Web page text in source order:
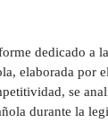
dedicado a
elaborada por
se
durante la